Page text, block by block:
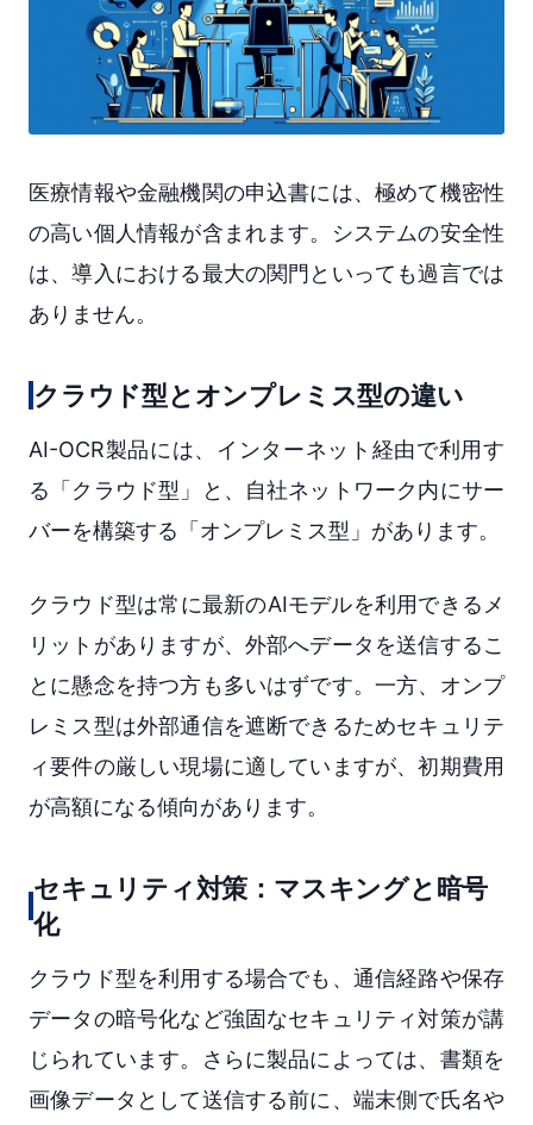
医療情報や金融機関の申込書には、極めて機密性
の高い個人情報が含まれます。システムの安全性
は、導入における最大の関門といっても過言では
ありません。
クラウド型とオンプレミス型の違い
AI-OCR製品には、インターネット経由で利用す
る「クラウド型」と、自社ネットワーク内にサー
バーを構築する「オンプレミス型」があります。
クラウド型は常に最新のAIモデルを利用できるメ
リットがありますが、外部へデータを送信するこ
とに懸念を持つ方も多いはずです。一方、オンプ
レミス型は外部通信を遮断できるためセキュリテ
ィ要件の厳しい現場に適していますが、初期費用
が高額になる傾向があります。
セキュリティ対策：マスキングと暗号
化
クラウド型を利用する場合でも、通信経路や保存
データの暗号化など強固なセキュリティ対策が講
じられています。さらに製品によっては、書類を
画像データとして送信する前に、端末側で氏名や